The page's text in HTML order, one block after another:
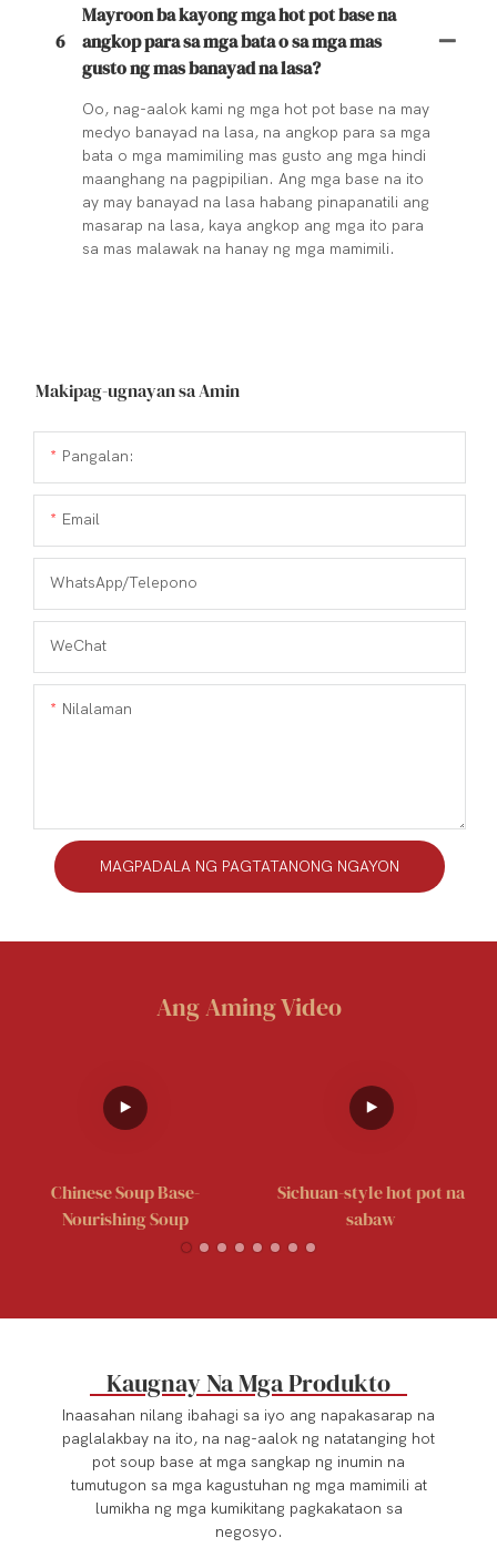
6
Mayroon ba kayong mga hot pot base na
angkop para sa mga bata o sa mga mas
gusto ng mas banayad na lasa?
Oo, nag-aalok kami ng mga hot pot base na may
medyo banayad na lasa, na angkop para sa mga
bata o mga mamimiling mas gusto ang mga hindi
maanghang na pagpipilian. Ang mga base na ito
ay may banayad na lasa habang pinapanatili ang
masarap na lasa, kaya angkop ang mga ito para
sa mas malawak na hanay ng mga mamimili.
Makipag-ugnayan sa Amin
Pangalan:
Email
WhatsApp/Telepono
WeChat
Nilalaman
MAGPADALA NG PAGTATANONG NGAYON
Ang Aming Video
Chinese Soup Base-
Nourishing Soup
Sichuan-style hot pot na
sabaw
Kaugnay Na Mga Produkto
Inaasahan nilang ibahagi sa iyo ang napakasarap na
paglalakbay na ito, na nag-aalok ng natatanging hot
pot soup base at mga sangkap ng inumin na
tumutugon sa mga kagustuhan ng mga mamimili at
lumikha ng mga kumikitang pagkakataon sa
negosyo.